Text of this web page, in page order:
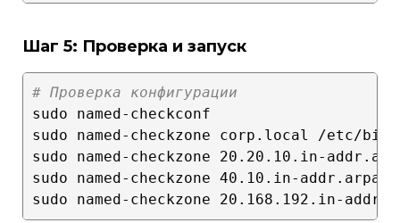
Шаг 5: Проверка и запуск
# Проверка конфигурации
sudo named-checkconf
sudo named-checkzone corp.local /etc/
sudo named-checkzone 20.20.10.in-
sudo named-checkzone 40.10.in-